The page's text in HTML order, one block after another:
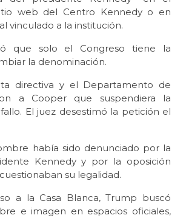
web del Centro Kennedy o en
vinculado a la institución.
que solo el Congreso tiene la
la denominación.
directiva y el Departamento de
a Cooper que suspendiera la
El juez desestimó la petición el
había sido denunciado por la
Kennedy y por la oposición
su legalidad.
a la Casa Blanca, Trump buscó
e imagen en espacios oficiales,